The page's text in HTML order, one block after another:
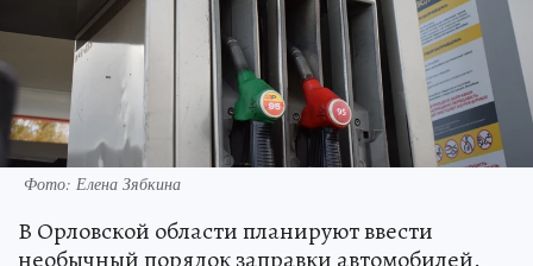
Фото: Елена Зябкина
В Орловской области планируют ввести
необычный порядок заправки автомобилей.